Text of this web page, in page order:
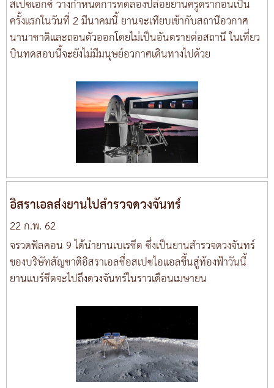
สเปซเอกซ์ วางกำหนดการทดลองปล่อยยานครูดรากอนเป็น
ครั้งแรกในวันที่ 2 มีนาคมนี้ ยานจะเทียบเข้ากับสถานีอวกาศ
นานาชาติและถอนตัวออกโดยไม่เป็นอันตรายต่อสถานี ในเที่ยว
บินทดสอบนี้จะยังไม่มีมนุษย์อวกาศเดินทางไปด้วย
อิสราเอลส่งยานไปสำรวจดวงจันทร์
22 ก.พ. 62
จรวดฟัลคอน 9 ได้นำยานเบเรชีต ซึ่งเป็นยานสำรวจดวงจันทร์
ของบริษัทสัญชาติอิสราเอลชื่อสเปซไอแอลขึ้นสู่ท้องฟ้าวันนี้
ยานแบร์ชีตจะไปถึงดวงจันทร์ในราวเดือนเมษายน